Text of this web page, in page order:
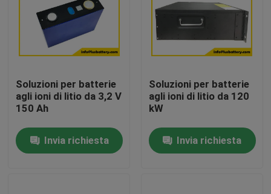
Casa
Prodotti
Soluzioni per batterie
agli ioni di litio da 3,2 V
150 Ah
Invia richiesta
Soluzioni per batterie
agli ioni di litio da 120
kW
Invia richiesta